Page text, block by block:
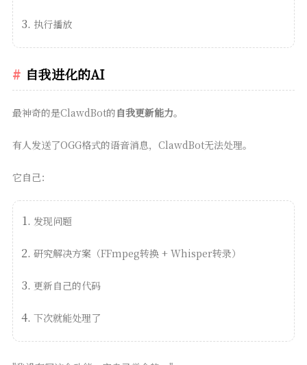
执行播放
自我进化的AI
最神奇的是ClawdBot的自我更新能力。
有人发送了OGG格式的语音消息，ClawdBot无法处理。
它自己：
发现问题
研究解决方案（FFmpeg转换 + Whisper转录）
更新自己的代码
下次就能处理了